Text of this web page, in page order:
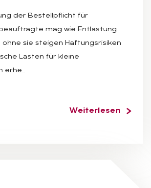
der Bestellpflicht für
mag wie Entlastung
ohne sie steigen Haftungsrisiken
Lasten für kleine
erhe…
Weiterlesen